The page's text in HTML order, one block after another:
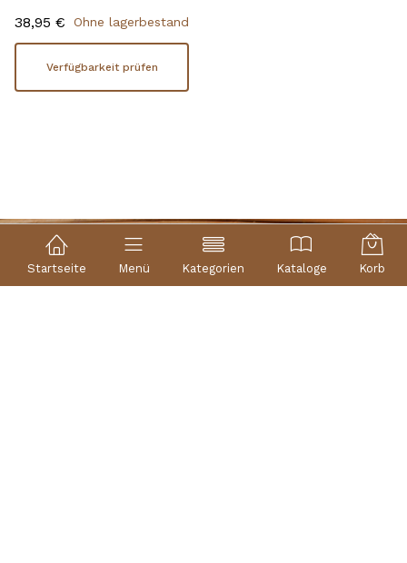
Startseite Menü Kategorien Kataloge Korb
38,95 € Ohne lagerbestand
Verfügbarkeit prüfen
Rechtliche Hinweise